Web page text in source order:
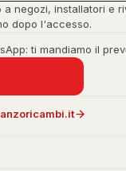
a negozi, installatori e
dopo l'accesso.
ti mandiamo il